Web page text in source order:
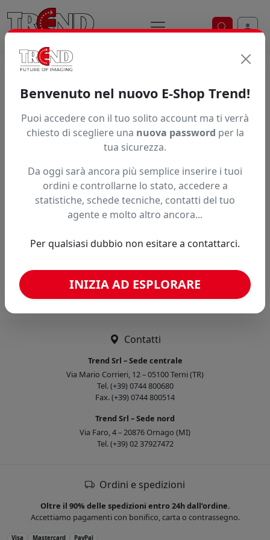
Ricerca
Articolo non trovato.
Hai trovato questo prodotto ad un prezzo più basso?
Fai una segnalazione
Confronta con articoli simili
Caricamento confronto...
Contatti
Trend Srl – Sede centrale
Via Mario Corrieri, 12 – 05100 Terni (TR)
Tel. (+39) 0744 800680
Fax. (+39) 0744 800514
Trend Srl – Sede nord
Via Faro, 4 – 20876 Ornago (MI)
Tel. (+39) 02 37927472
Ordini e spedizioni
Oltre il 90% delle spedizioni entro 24h dall’ordine.
Accettiamo pagamenti con bonifico, carta o contrassegno.
Visa Mastercard PayPal
Benvenuto nel nuovo E-Shop Trend!
Puoi accedere con il tuo solito account ma ti verrà
chiesto di scegliere una nuova password per la
tua sicurezza.
Da oggi sarà ancora più semplice inserire i tuoi
ordini e controllarne lo stato, accedere a
statistiche, schede tecniche, contatti del tuo
agente e molto altro ancora...
Per qualsiasi dubbio non esitare a contattarci.
INIZIA AD ESPLORARE